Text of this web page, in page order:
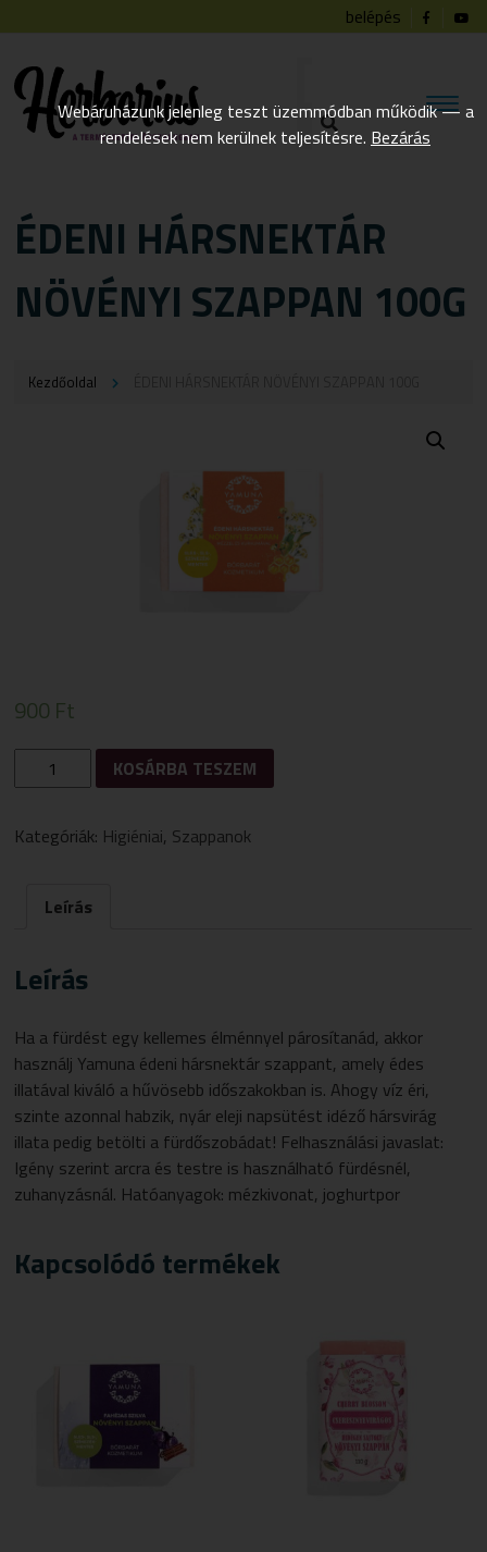
belépés
ÉDENI HÁRSNEKTÁR
NÖVÉNYI SZAPPAN 100G
Kezdőoldal
900 Ft
HÁRSNEKTÁR
100G
KOSÁRBA TESZEM
Kategóriák: Higiéniai, Szappanok
Leírás
Leírás
Ha a fürdést egy kellemes élménnyel párosítanád, akkor
használj Yamuna édeni hársnektár szappant, amely édes
illatával kiváló a hűvösebb időszakokban is. Ahogy víz éri,
szinte azonnal habzik, nyár eleji napsütést idéző hársvirág
illata pedig betölti a fürdőszobádat! Felhasználási javaslat:
Igény szerint arcra és testre is használható fürdésnél,
zuhanyzásnál. Hatóanyagok: mézkivonat, joghurtpor
Kapcsolódó termékek
Webáruházunk jelenleg teszt üzemmódban működik — a
rendelések nem kerülnek teljesítésre. Bezárás